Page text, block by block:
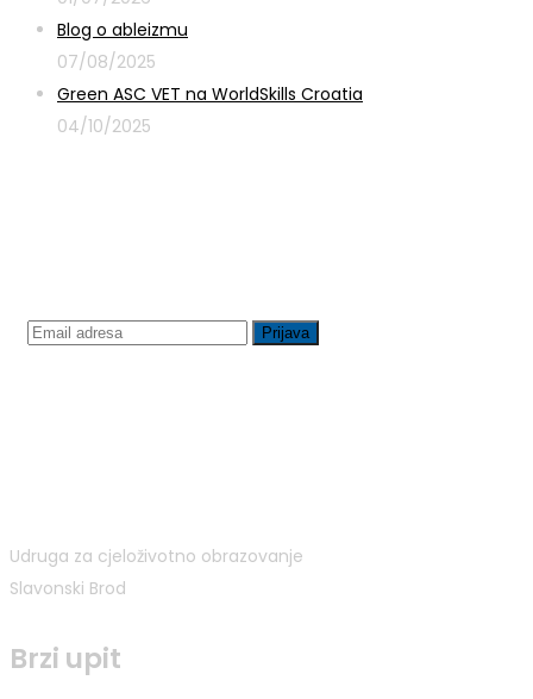
Blog o ableizmu
07/08/2025
Green ASC VET na WorldSkills Croatia
04/10/2025
Udruga za cjeloživotno obrazovanje
Slavonski Brod
Brzi upit